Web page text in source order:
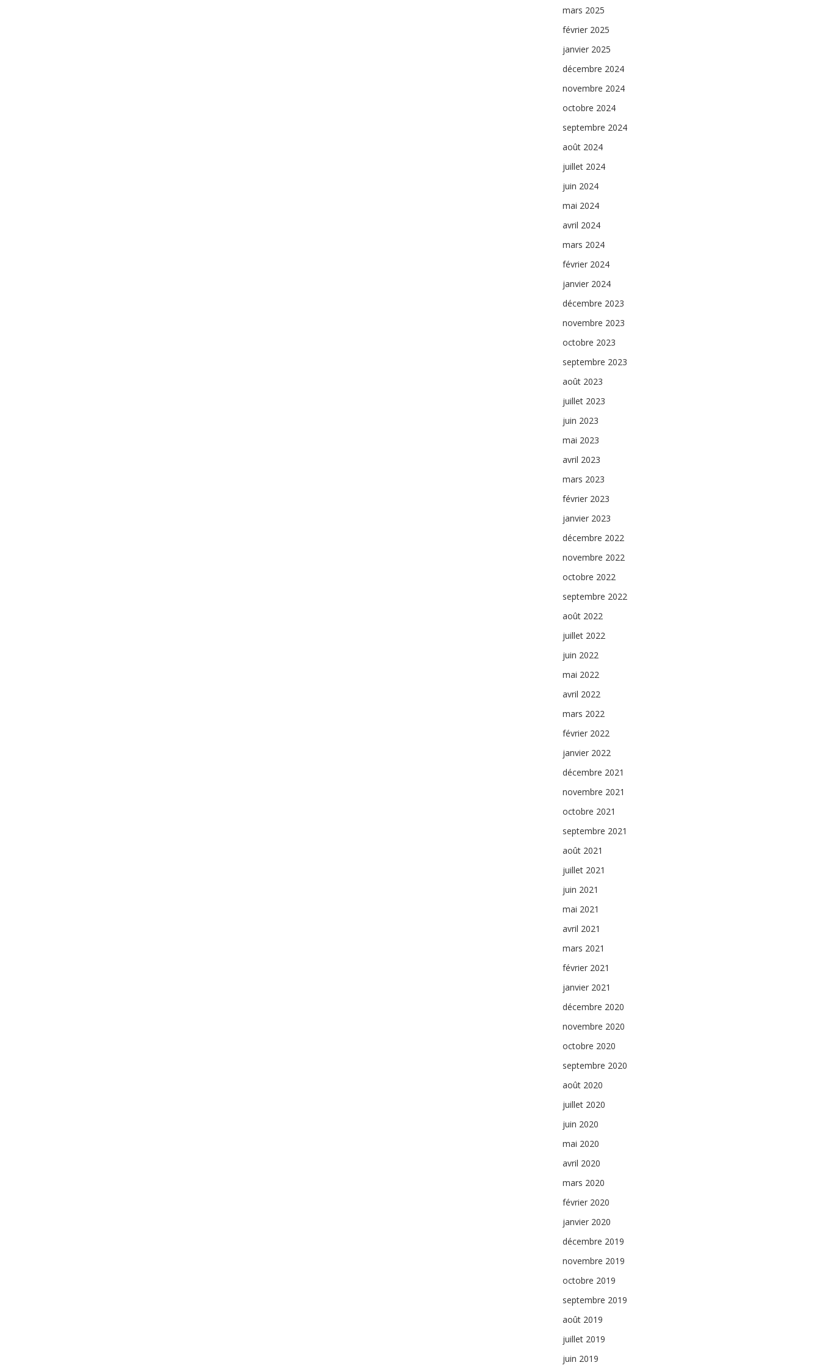
mars 2025
février 2025
janvier 2025
décembre 2024
novembre 2024
octobre 2024
septembre 2024
août 2024
juillet 2024
juin 2024
mai 2024
avril 2024
mars 2024
février 2024
janvier 2024
décembre 2023
novembre 2023
octobre 2023
septembre 2023
août 2023
juillet 2023
juin 2023
mai 2023
avril 2023
mars 2023
février 2023
janvier 2023
décembre 2022
novembre 2022
octobre 2022
septembre 2022
août 2022
juillet 2022
juin 2022
mai 2022
avril 2022
mars 2022
février 2022
janvier 2022
décembre 2021
novembre 2021
octobre 2021
septembre 2021
août 2021
juillet 2021
juin 2021
mai 2021
avril 2021
mars 2021
février 2021
janvier 2021
décembre 2020
novembre 2020
octobre 2020
septembre 2020
août 2020
juillet 2020
juin 2020
mai 2020
avril 2020
mars 2020
février 2020
janvier 2020
décembre 2019
novembre 2019
octobre 2019
septembre 2019
août 2019
juillet 2019
juin 2019